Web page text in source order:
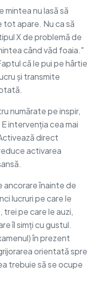
mintea nu lasă să
apare. Nu ca să
X de problemă de
când văd foaia."
că le pui pe hârtie
și transmite
numărate pe inspir,
intervenția cea mai
direct
activarea
ancorare înainte de
lucruri pe care le
pe care le auzi,
îl simți cu gustul.
în prezent
orientată spre
trebuie să se ocupe